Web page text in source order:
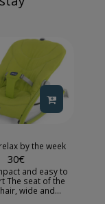
by the week
30€
and easy to
The seat of the
wide and